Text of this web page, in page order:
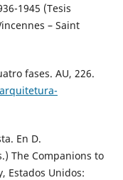
1945 (Tesis
– Saint
fases. AU, 226.
En D.
The Companions to
Estados Unidos: